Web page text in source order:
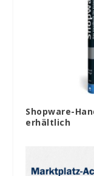
Shopware-
erhältlich